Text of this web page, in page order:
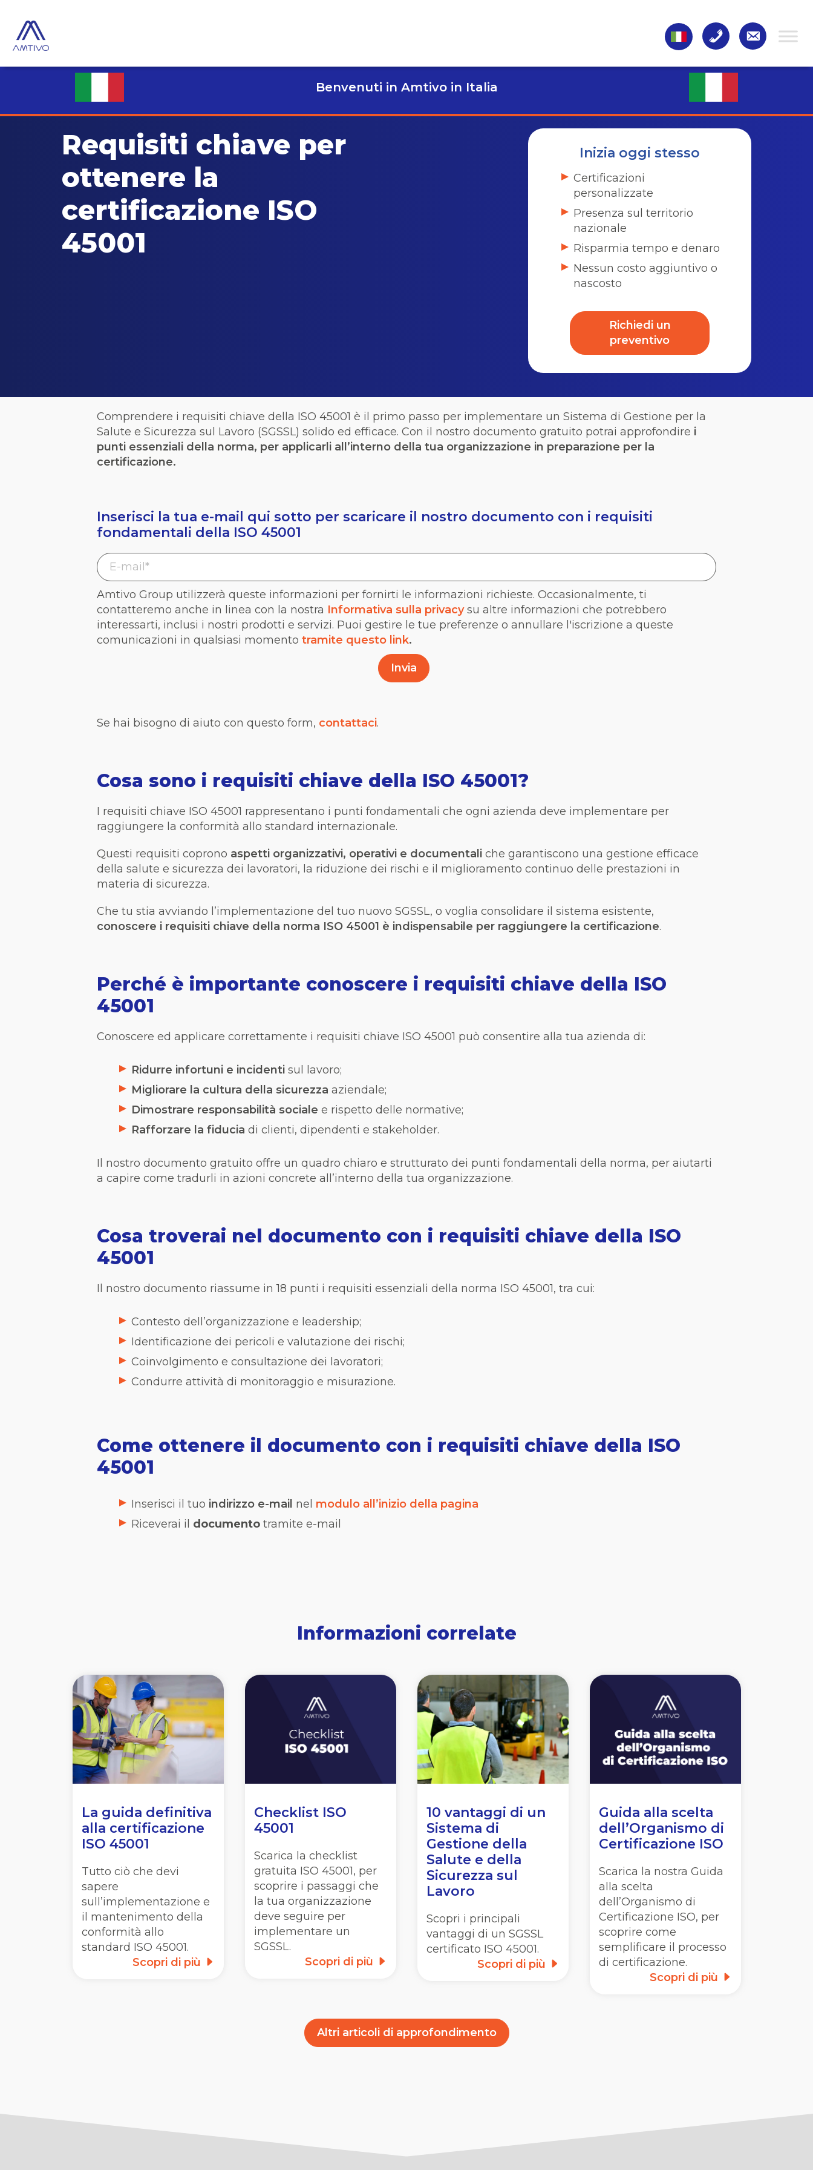
Benvenuti in Amtivo in Italia
Requisiti chiave per
ottenere la
certificazione ISO
45001
Inizia oggi stesso
Certificazioni
personalizzate
Presenza sul territorio
nazionale
Risparmia tempo e denaro
Nessun costo aggiuntivo o
nascosto
Richiedi un
preventivo
Comprendere i requisiti chiave della ISO 45001 è il primo passo per implementare un Sistema di Gestione per la
Salute e Sicurezza sul Lavoro (SGSSL) solido ed efficace. Con il nostro documento gratuito potrai approfondire i
punti essenziali della norma, per applicarli all’interno della tua organizzazione in preparazione per la
certificazione.
Inserisci la tua e-mail qui sotto per scaricare il nostro documento con i requisiti
fondamentali della ISO 45001
Amtivo Group utilizzerà queste informazioni per fornirti le informazioni richieste. Occasionalmente, ti
contatteremo anche in linea con la nostra Informativa sulla privacysu altre informazioni che potrebbero
interessarti, inclusi i nostri prodotti e servizi. Puoi gestire le tue preferenze o annullare l'iscrizione a queste
comunicazioni in qualsiasi momento tramite questo link.
Se hai bisogno di aiuto con questo form, contattaci.
Cosa sono i requisiti chiave della ISO 45001?
I requisiti chiave ISO 45001 rappresentano i punti fondamentali che ogni azienda deve implementare per
raggiungere la conformità allo standard internazionale.
Questi requisiti coprono aspetti organizzativi, operativi e documentali che garantiscono una gestione efficace
della salute e sicurezza dei lavoratori, la riduzione dei rischi e il miglioramento continuo delle prestazioni in
materia di sicurezza.
Che tu stia avviando l’implementazione del tuo nuovo SGSSL, o voglia consolidare il sistema esistente,
conoscere i requisiti chiave della norma ISO 45001 è indispensabile per raggiungere la certificazione.
Perché è importante conoscere i requisiti chiave della ISO
45001
Conoscere ed applicare correttamente i requisiti chiave ISO 45001 può consentire alla tua azienda di:
Ridurre infortuni e incidenti sul lavoro;
Migliorare la cultura della sicurezza aziendale;
Dimostrare responsabilità sociale e rispetto delle normative;
Rafforzare la fiducia di clienti, dipendenti e stakeholder.
Il nostro documento gratuito offre un quadro chiaro e strutturato dei punti fondamentali della norma, per aiutarti
a capire come tradurli in azioni concrete all’interno della tua organizzazione.
Cosa troverai nel documento con i requisiti chiave della ISO
45001
Il nostro documento riassume in 18 punti i requisiti essenziali della norma ISO 45001, tra cui:
Contesto dell’organizzazione e leadership;
Identificazione dei pericoli e valutazione dei rischi;
Coinvolgimento e consultazione dei lavoratori;
Condurre attività di monitoraggio e misurazione.
Come ottenere il documento con i requisiti chiave della ISO
45001
Inserisci il tuo indirizzo e-mail nel modulo all’inizio della pagina
Riceverai il documento tramite e-mail
Informazioni correlate
La guida definitiva
alla certificazione
ISO 45001
Tutto ciò che devi
sapere
sull’implementazione e
il mantenimento della
conformità allo
standard ISO 45001.
Scopri di più
Checklist ISO
45001
Scarica la checklist
gratuita ISO 45001, per
scoprire i passaggi che
la tua organizzazione
deve seguire per
implementare un
SGSSL.
Scopri di più
10 vantaggi di un
Sistema di
Gestione della
Salute e della
Sicurezza sul
Lavoro
Scopri i principali
vantaggi di un SGSSL
certificato ISO 45001.
Scopri di più
Guida alla scelta
dell’Organismo di
Certificazione ISO
Scarica la nostra Guida
alla scelta
dell’Organismo di
Certificazione ISO, per
scoprire come
semplificare il processo
di certificazione.
Scopri di più
Altri articoli di approfondimento